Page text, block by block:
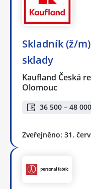
Skladník (ž/
sklady
Kaufland Česká
Olomouc
36 500 – 48
Zveřejněno: 31.